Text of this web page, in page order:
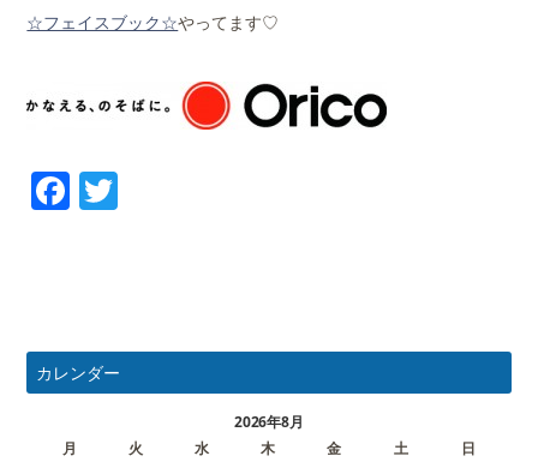
☆フェイスブック☆やってます♡
Facebook
カレンダー
2026年8月
月
火 水 木 金 土 日